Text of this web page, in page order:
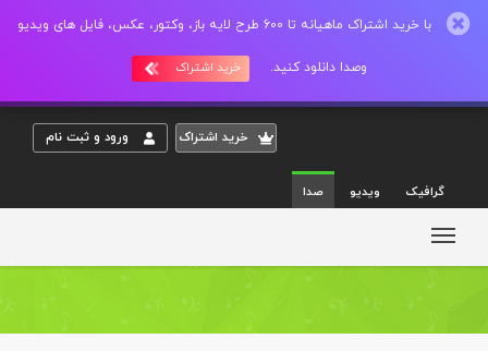
با خرید اشتراک ماهیانه تا 600 طرح لایه باز، وکتور، عکس، فایل های ویدیو
وصدا دانلود کنید. خرید اشتراک
خريد اشتراک ورود و ثبت نام
گرافیک ویدیو صدا